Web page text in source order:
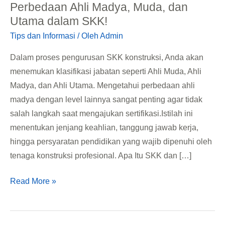
Perbedaan Ahli Madya, Muda, dan
Utama dalam SKK!
Tips dan Informasi / Oleh Admin
Dalam proses pengurusan SKK konstruksi, Anda akan
menemukan klasifikasi jabatan seperti Ahli Muda, Ahli
Madya, dan Ahli Utama. Mengetahui perbedaan ahli
madya dengan level lainnya sangat penting agar tidak
salah langkah saat mengajukan sertifikasi.Istilah ini
menentukan jenjang keahlian, tanggung jawab kerja,
hingga persyaratan pendidikan yang wajib dipenuhi oleh
tenaga konstruksi profesional. Apa Itu SKK dan […]
Read More »